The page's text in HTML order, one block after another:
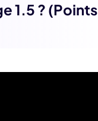
1.5 ? (Points